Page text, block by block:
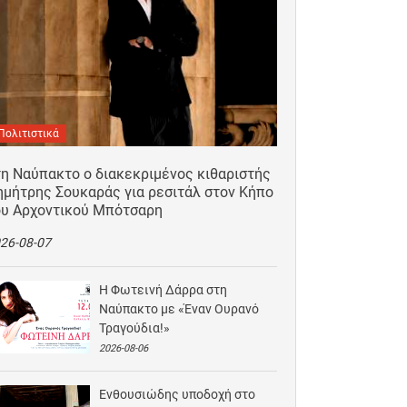
Ναύπακτο ο διακεκριμένος κιθαριστής
Σουκαράς για ρεσιτάλ στον Κήπο
Αρχοντικού Μπότσαρη
08-07
Η Φωτεινή Δάρρα στη
Ναύπακτο με «Έναν Ουρανό
Τραγούδια!»
2026-08-06
Ενθουσιώδης υποδοχή στο